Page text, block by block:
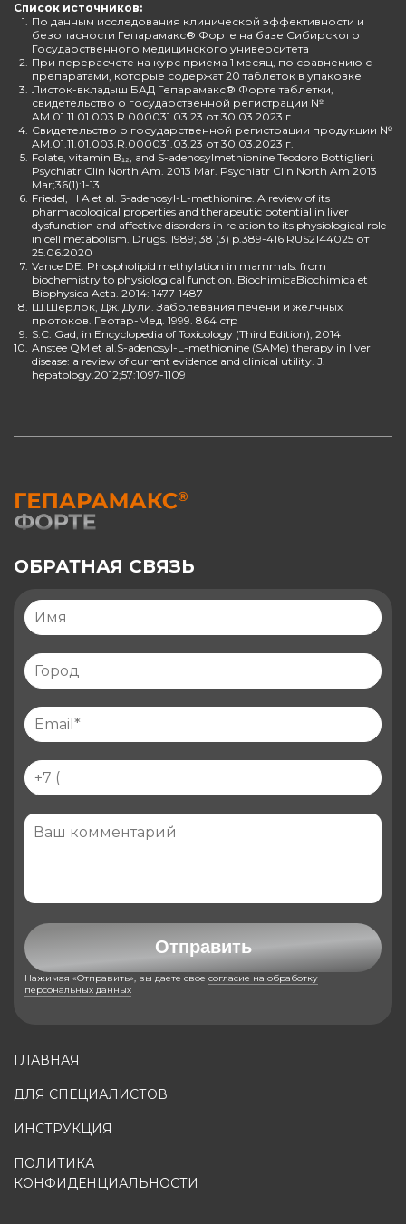
Список источников:
1. По данным исследования клинической эффективности и
безопасности Гепарамакс® Форте на базе Сибирского
Государственного медицинского университета
2. При перерасчете на курс приема 1 месяц, по сравнению с
препаратами, которые содержат 20 таблеток в упаковке
3. Листок-вкладыш БАД Гепарамакс® Форте таблетки,
свидетельство о государственной регистрации №
AM.01.11.01.003.R.000031.03.23 от 30.03.2023 г.
4. Свидетельство о государственной регистрации продукции №
AM.01.11.01.003.R.000031.03.23 от 30.03.2023 г.
5. Folate, vitamin B₁₂, and S-adenosylmethionine Teodoro Bottiglieri.
Psychiatr Clin North Am. 2013 Mar. Psychiatr Clin North Am 2013
Mar;36(1):1-13
6. Friedel, H A et al. S-adenosyl-L-methionine. A review of its
pharmacological properties and therapeutic potential in liver
dysfunction and affective disorders in relation to its physiological role
in cell metabolism. Drugs. 1989; 38 (3) p.389-416 RUS2144025 от
25.06.2020
7. Vance DE. Phospholipid methylation in mammals: from
biochemistry to physiological function. BiochimicaBiochimica et
Biophysica Acta. 2014: 1477-1487
8. Ш.Шерлок, Дж. Дули. Заболевания печени и желчных
протоков. Геотар-Мед. 1999. 864 стр
9. S.C. Gad, in Encyclopedia of Toxicology (Third Edition), 2014
10. Anstee QM et al.S-adenosyl-L-methionine (SAMe) therapy in liver
disease: a review of current evidence and clinical utility. J.
hepatology.2012;57:1097-1109
ГЛАВНАЯ
ДЛЯ СПЕЦИАЛИСТОВ
ИНСТРУКЦИЯ
ПОЛИТИКА
КОНФИДЕНЦИАЛЬНОСТИ
ОБРАТНАЯ СВЯЗЬ
Отправить
Нажимая «Отправить», вы даете свое согласие на обработку
персональных данных